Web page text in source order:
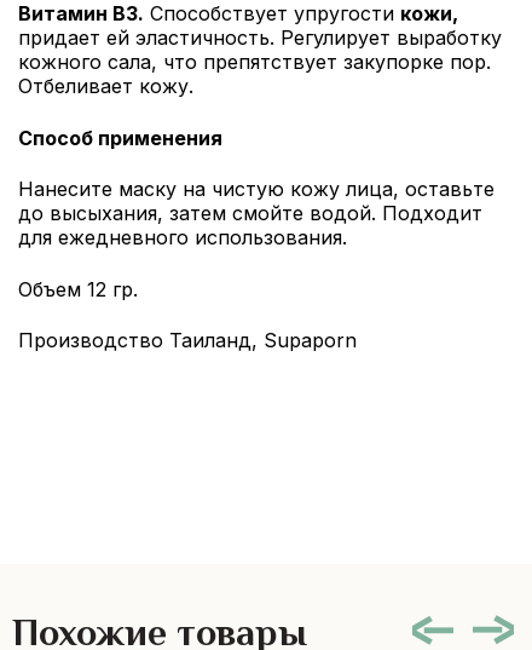
Витамин B3. Способствует упругости кожи,
придает ей эластичность. Регулирует выработку
кожного сала, что препятствует закупорке пор.
Отбеливает кожу.
Способ применения
Нанесите маску на чистую кожу лица, оставьте
до высыхания, затем смойте водой. Подходит
для ежедневного использования.
Объем 12 гр.
Производство Таиланд, Supaporn
Похожие товары